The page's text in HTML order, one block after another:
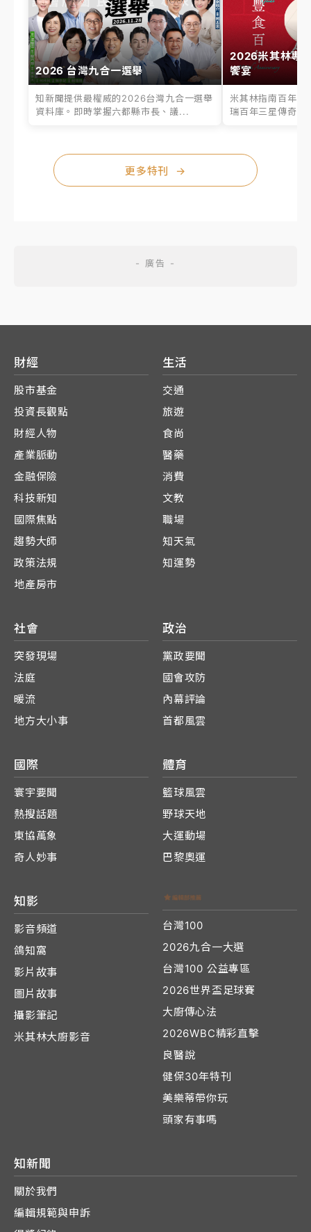
2026 台灣九合一選舉
知新聞提供最權威的2026台灣九合一選舉
資料庫。即時掌握六都縣市長、議...
2026米其林專
饗宴
米其林指南百年之
瑞百年三星傳奇、
更多特刊 →
財經
股市基金
投資長觀點
財經人物
產業脈動
金融保險
科技新知
國際焦點
趨勢大師
政策法規
地產房市
生活
交通
旅遊
食尚
醫藥
消費
文教
職場
知天氣
知運勢
社會
突發現場
法庭
暖流
地方大小事
政治
黨政要聞
國會攻防
內幕評論
首都風雲
國際
寰宇要聞
熱搜話題
東協萬象
奇人妙事
體育
籃球風雲
野球天地
大運動場
巴黎奧運
知影
影音頻道
鴿知窩
影片故事
圖片故事
攝影筆記
米其林大廚影音
台灣100
2026九合一大選
台灣100 公益專區
2026世界盃足球賽
大廚傳心法
2026WBC精彩直擊
良醫說
健保30年特刊
美樂蒂帶你玩
頭家有事嗎
知新聞
關於我們
編輯規範與申訴